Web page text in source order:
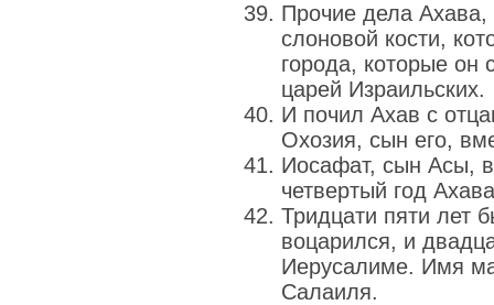
Прочие дела
слоновой кости,
города, которые он
царей Израильских.
И почил Ахав с
Охозия, сын его,
Иосафат, сын Асы,
четвертый год
Тридцати пяти лет
воцарился, и
Иерусалиме. Имя
Салаиля.